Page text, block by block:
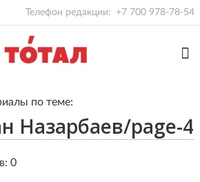
Телефон редакции: +7 700 978-78-54
по теме:
0